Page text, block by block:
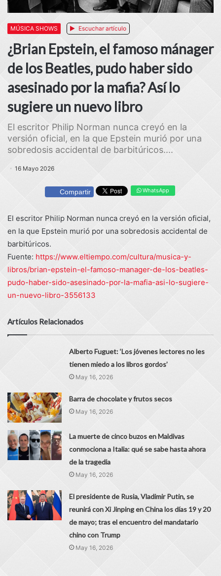
MÚSICA SHOWS Escuchar artículo
¿Brian Epstein, el famoso mánager
de los Beatles, pudo haber sido
asesinado por la mafia? Así lo
sugiere un nuevo libro
El escritor Philip Norman nunca creyó en la
versión oficial, en la que Epstein murió por una
sobredosis accidental de barbitúricos....
16 Mayo 2026
Compartir WhatsApp
El escritor Philip Norman nunca creyó en la versión oficial,
en la que Epstein murió por una sobredosis accidental de
barbitúricos.
Fuente: https://www.eltiempo.com/cultura/musica-y-
libros/brian-epstein-el-famoso-manager-de-los-beatles-
pudo-haber-sido-asesinado-por-la-mafia-asi-lo-sugiere-
un-nuevo-libro-3556133
Artículos Relacionados
Alberto Fuguet: ‘Los jóvenes lectores no les
tienen miedo a los libros gordos’
May 16, 2026
Barra de chocolate y frutos secos
May 16, 2026
La muerte de cinco buzos en Maldivas
conmociona a Italia: qué se sabe hasta ahora
de la tragedia
May 16, 2026
El presidente de Rusia, Vladimir Putin, se
reunirá con Xi Jinping en China los días 19 y 20
de mayo; tras el encuentro del mandatario
chino con Trump
May 16, 2026